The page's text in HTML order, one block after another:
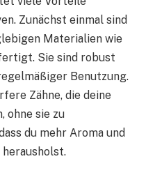
Zunächst einmal sind
Materialien wie
Sie sind robust
Benutzung.
Zähne, die deine
ohne sie zu
du mehr Aroma und